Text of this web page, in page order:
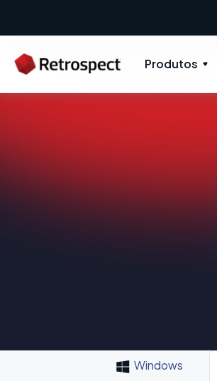
Produtos
Windows